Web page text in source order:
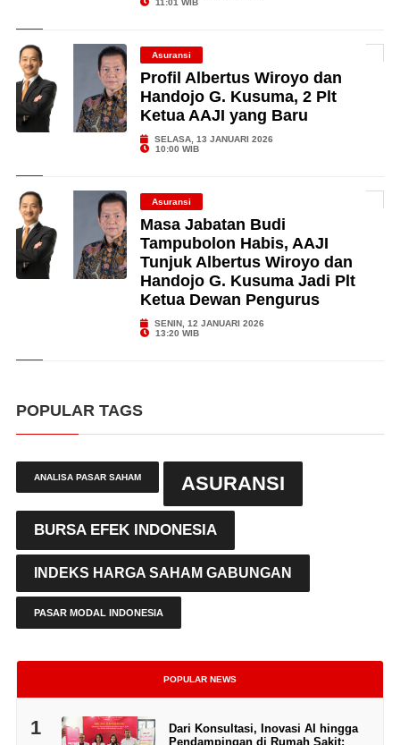
11:01 WIB
Asuransi
Profil Albertus Wiroyo dan
Handojo G. Kusuma, 2 Plt
Ketua AAJI yang Baru
SELASA, 13 JANUARI 2026
10:00 WIB
Asuransi
Masa Jabatan Budi
Tampubolon Habis, AAJI
Tunjuk Albertus Wiroyo dan
Handojo G. Kusuma Jadi Plt
Ketua Dewan Pengurus
SENIN, 12 JANUARI 2026
13:20 WIB
POPULAR TAGS
ANALISA PASAR SAHAM ASURANSI
BURSA EFEK INDONESIA
INDEKS HARGA SAHAM GABUNGAN
PASAR MODAL INDONESIA
POPULAR NEWS
1
Dari Konsultasi, Inovasi AI hingga
Pendampingan di Rumah Sakit: